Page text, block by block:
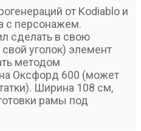
от Kodiablo и
с персонажем.
сделать в свою
уголок) элемент
методом
Оксфорд 600 (может
Ширина 108 см,
рамы под